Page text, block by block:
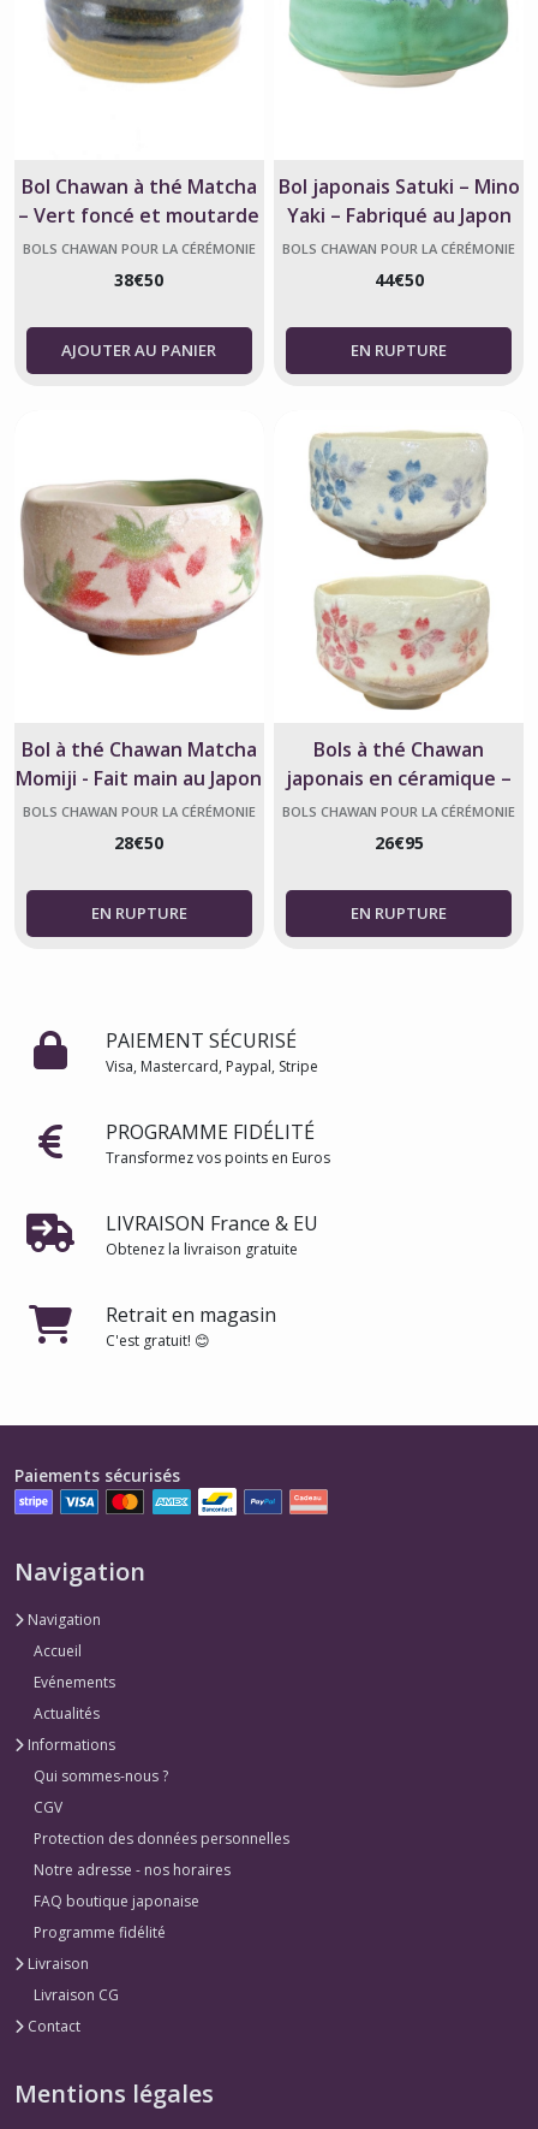
Bol Chawan à thé Matcha
– Vert foncé et moutarde
– Fabriqué au Japon
BOLS CHAWAN POUR LA CÉRÉMONIE
38€50
AJOUTER AU PANIER
Bol japonais Satuki – Mino
Yaki – Fabriqué au Japon
BOLS CHAWAN POUR LA CÉRÉMONIE
44€50
Bol à thé Chawan Matcha
Momiji - Fait main au Japon
BOLS CHAWAN POUR LA CÉRÉMONIE
28€50
Bols à thé Chawan
japonais en céramique –
fleurs de sakura – fait
main
BOLS CHAWAN POUR LA CÉRÉMONIE
26€95
PAIEMENT SÉCURISÉ
Visa, Mastercard, Paypal, Stripe
PROGRAMME FIDÉLITÉ
Transformez vos points en Euros
LIVRAISON France & EU
Obtenez la livraison gratuite
Retrait en magasin
C'est gratuit! 😊
Paiements sécurisés
Navigation
Navigation
Accueil
Evénements
Actualités
Informations
Qui sommes-nous ?
CGV
Protection des données personnelles
Notre adresse - nos horaires
FAQ boutique japonaise
Programme fidélité
Livraison
Livraison CG
Contact
Mentions légales